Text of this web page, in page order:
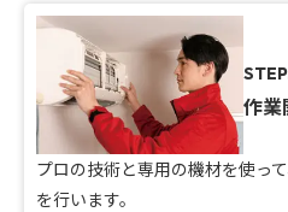
作業
プロの技術と専用の機材を使っ
を行います。